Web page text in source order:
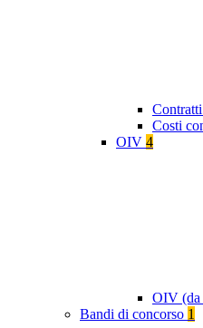
Costi
OIV 4
OIV (da
Bandi di concorso 1